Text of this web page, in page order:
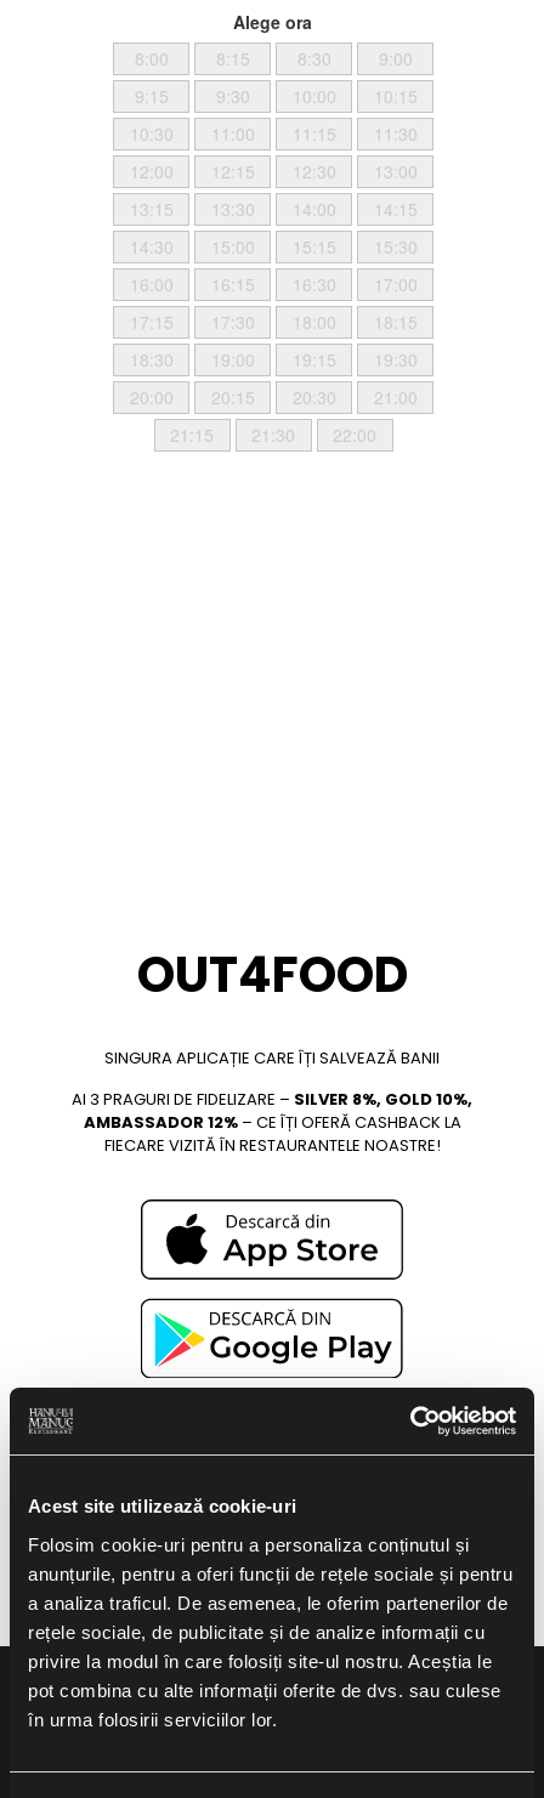
Acest site utilizează cookie-uri
Folosim cookie-uri pentru a personaliza conținutul și
anunțurile, pentru a oferi funcții de rețele sociale și pentru
a analiza traficul. De asemenea, le oferim partenerilor de
rețele sociale, de publicitate și de analize informații cu
privire la modul în care folosiți site-ul nostru. Aceștia le
pot combina cu alte informații oferite de dvs. sau culese
în urma folosirii serviciilor lor.
OUT4FOOD
SINGURA APLICAȚIE CARE ÎȚI SALVEAZĂ BANII
AI 3 PRAGURI DE FIDELIZARE – SILVER 8%, GOLD 10%,
AMBASSADOR 12%– CE ÎȚI OFERĂ CASHBACK LA
FIECARE VIZITĂ ÎN RESTAURANTELE NOASTRE!